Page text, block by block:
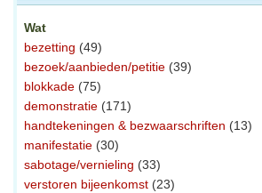
Wat
bezetting (49)
bezoek/aanbieden/petitie (39)
blokkade (75)
demonstratie (171)
handtekeningen & bezwaarschriften (13)
manifestatie (30)
sabotage/vernieling (33)
verstoren bijeenkomst (23)